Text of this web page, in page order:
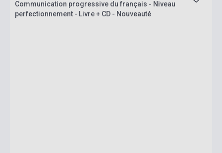
Communication progressive du français - Niveau
perfectionnement - Livre + CD - Nouveauté